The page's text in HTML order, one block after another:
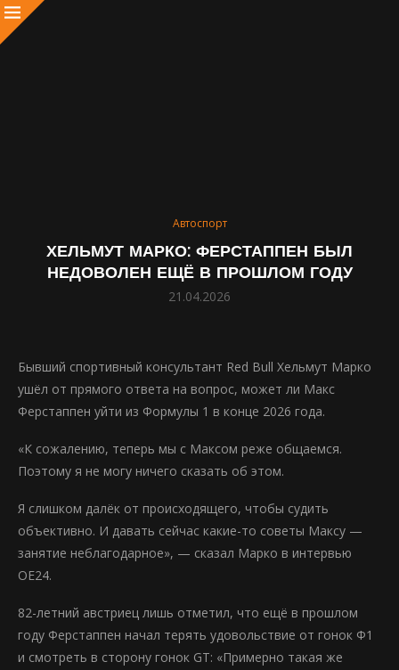
Автоспорт
ХЕЛЬМУТ МАРКО: ФЕРСТАППЕН БЫЛ
НЕДОВОЛЕН ЕЩЁ В ПРОШЛОМ ГОДУ
21.04.2026
Бывший спортивный консультант Red Bull Хельмут Марко
ушёл от прямого ответа на вопрос, может ли Макс
Ферстаппен уйти из Формулы 1 в конце 2026 года.
«К сожалению, теперь мы с Максом реже общаемся.
Поэтому я не могу ничего сказать об этом.
Я слишком далёк от происходящего, чтобы судить
объективно. И давать сейчас какие-то советы Максу —
занятие неблагодарное», — сказал Марко в интервью
OE24.
82-летний австриец лишь отметил, что ещё в прошлом
году Ферстаппен начал терять удовольствие от гонок Ф1
и смотреть в сторону гонок GT: «Примерно такая же